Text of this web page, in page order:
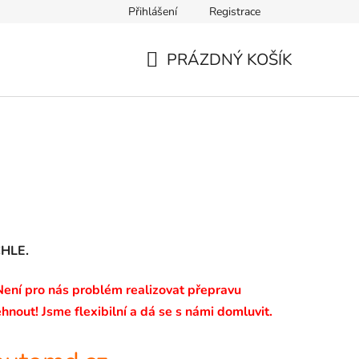
Přihlášení Registrace
PRÁZDNÝ KOŠÍK
pro nás problém realizovat přepravu
Jsme flexibilní a dá se s námi domluvit.